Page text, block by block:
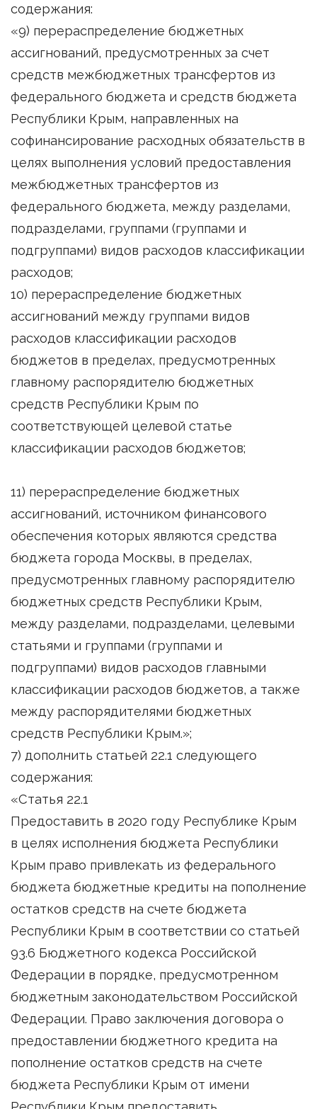
содержания:
«9) перераспределение бюджетных
ассигнований, предусмотренных за счет
средств межбюджетных трансфертов из
федерального бюджета и средств бюджета
Республики Крым, направленных на
софинансирование расходных обязательств в
целях выполнения условий предоставления
межбюджетных трансфертов из
федерального бюджета, между разделами,
подразделами, группами (группами и
подгруппами) видов расходов классификации
расходов;
10) перераспределение бюджетных
ассигнований между группами видов
расходов классификации расходов
бюджетов в пределах, предусмотренных
главному распорядителю бюджетных
средств Республики Крым по
соответствующей целевой статье
классификации расходов бюджетов;
11) перераспределение бюджетных
ассигнований, источником финансового
обеспечения которых являются средства
бюджета города Москвы, в пределах,
предусмотренных главному распорядителю
бюджетных средств Республики Крым,
между разделами, подразделами, целевыми
статьями и группами (группами и
подгруппами) видов расходов главными
классификации расходов бюджетов, а также
между распорядителями бюджетных
средств Республики Крым.»;
7) дополнить статьей 22.1 следующего
содержания:
«Статья 22.1
Предоставить в 2020 году Республике Крым
в целях исполнения бюджета Республики
Крым право привлекать из федерального
бюджета бюджетные кредиты на пополнение
остатков средств на счете бюджета
Республики Крым в соответствии со статьей
93.6 Бюджетного кодекса Российской
Федерации в порядке, предусмотренном
бюджетным законодательством Российской
Федерации. Право заключения договора о
предоставлении бюджетного кредита на
пополнение остатков средств на счете
бюджета Республики Крым от имени